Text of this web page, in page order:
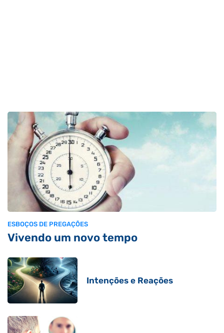
ESBOÇOS DE PREGAÇÕES
Vivendo um novo tempo
Intenções e Reações